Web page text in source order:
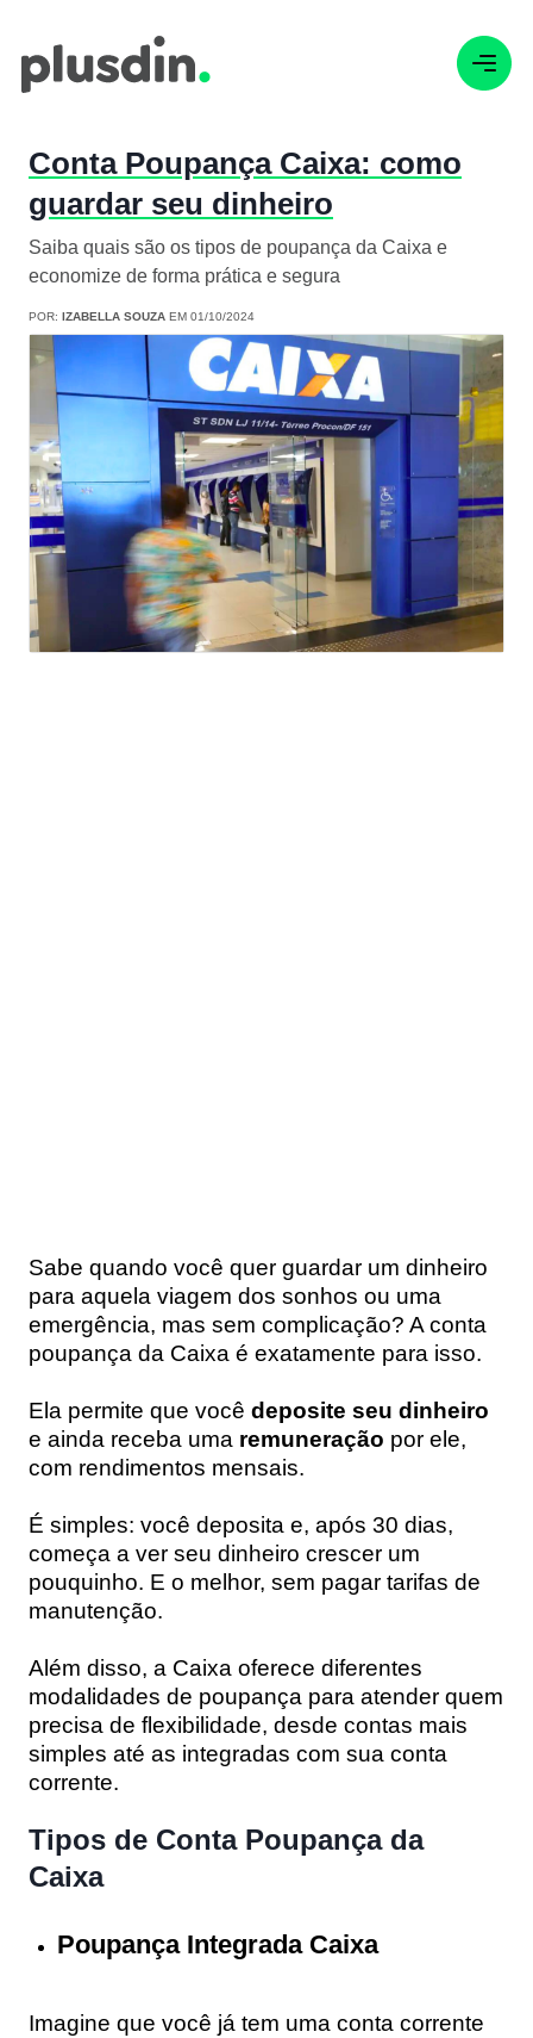
Conta Poupança Caixa: como
guardar seu dinheiro
Saiba quais são os tipos de poupança da Caixa e
economize de forma prática e segura
POR: IZABELLA SOUZA EM 01/10/2024
Sabe quando você quer guardar um dinheiro
para aquela viagem dos sonhos ou uma
emergência, mas sem complicação? A conta
poupança da Caixa é exatamente para isso.
Ela permite que você deposite seu dinheiro
e ainda receba uma remuneração por ele,
com rendimentos mensais.
É simples: você deposita e, após 30 dias,
começa a ver seu dinheiro crescer um
pouquinho. E o melhor, sem pagar tarifas de
manutenção.
Além disso, a Caixa oferece diferentes
modalidades de poupança para atender quem
precisa de flexibilidade, desde contas mais
simples até as integradas com sua conta
corrente.
Tipos de Conta Poupança da
Caixa
Poupança Integrada Caixa
Imagine que você já tem uma conta corrente